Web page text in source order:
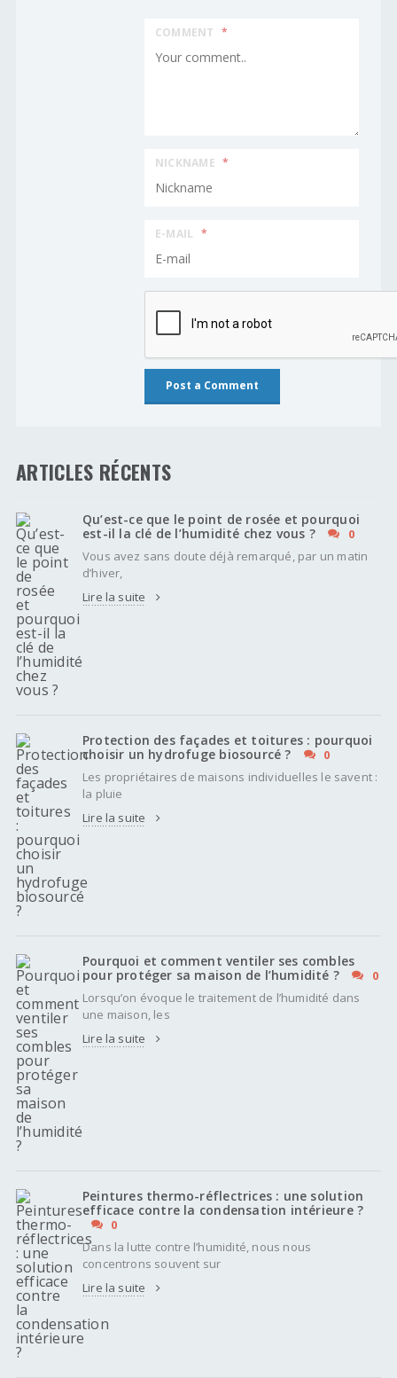
COMMENT *
NICKNAME *
E-MAIL *
ARTICLES RÉCENTS
Qu’est-ce que le point de rosée et pourquoi
est-il la clé de l’humidité chez vous ?
0
Vous avez sans doute déjà remarqué, par un matin
d’hiver,
Lire la suite
Protection des façades et toitures : pourquoi
choisir un hydrofuge biosourcé ?
0
Les propriétaires de maisons individuelles le savent :
la pluie
Lire la suite
Pourquoi et comment ventiler ses combles
pour protéger sa maison de l’humidité ?
0
Lorsqu’on évoque le traitement de l’humidité dans
une maison, les
Lire la suite
Peintures thermo-réflectrices : une solution
efficace contre la condensation intérieure ?
0
Dans la lutte contre l’humidité, nous nous
concentrons souvent sur
Lire la suite